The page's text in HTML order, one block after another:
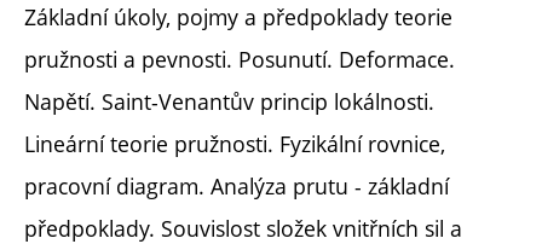
Základní úkoly, pojmy a předpoklady teorie
pružnosti a pevnosti. Posunutí. Deformace.
Napětí. Saint-Venantův princip lokálnosti.
Lineární teorie pružnosti. Fyzikální rovnice,
pracovní diagram. Analýza prutu - základní
předpoklady. Souvislost složek vnitřních sil a